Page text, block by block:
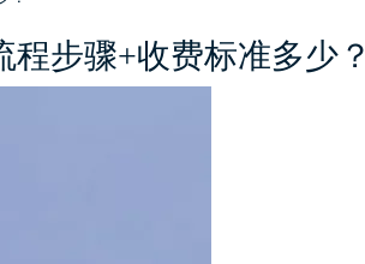
步骤+收费标准多少？